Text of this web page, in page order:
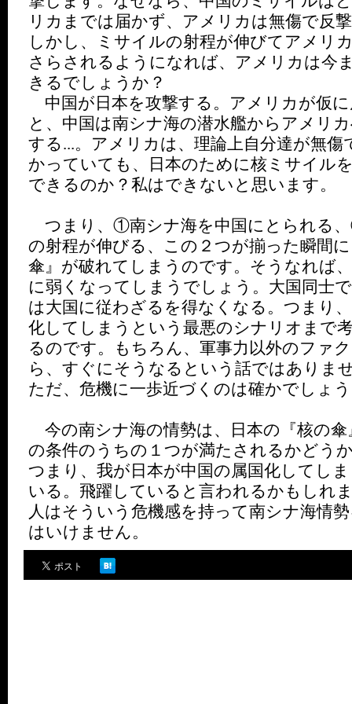
リカまでは届かず、アメリカは無傷で反
しかし、ミサイルの射程が伸びてアメリ
さらされるようになれば、アメリカは今
きるでしょうか？
中国が日本を攻撃する。アメリカが仮
と、中国は南シナ海の潜水艦からアメリ
する...。アメリカは、理論上自分達が無
かっていても、日本のために核ミサイル
できるのか？私はできないと思います。
つまり、①南シナ海を中国にとられる
の射程が伸びる、この２つが揃った瞬間
傘』が破れてしまうのです。そうなれば
に弱くなってしまうでしょう。大国同士
は大国に従わざるを得なくなる。つまり
化してしまうという最悪のシナリオまで
るのです。もちろん、軍事力以外のファ
ら、すぐにそうなるという話ではありま
ただ、危機に一歩近づくのは確かでしょ
今の南シナ海の情勢は、日本の『核の傘
の条件のうちの１つが満たされるかどう
つまり、我が日本が中国の属国化してし
いる。飛躍していると言われるかもしれ
人はそういう危機感を持って南シナ海情
はいけません。